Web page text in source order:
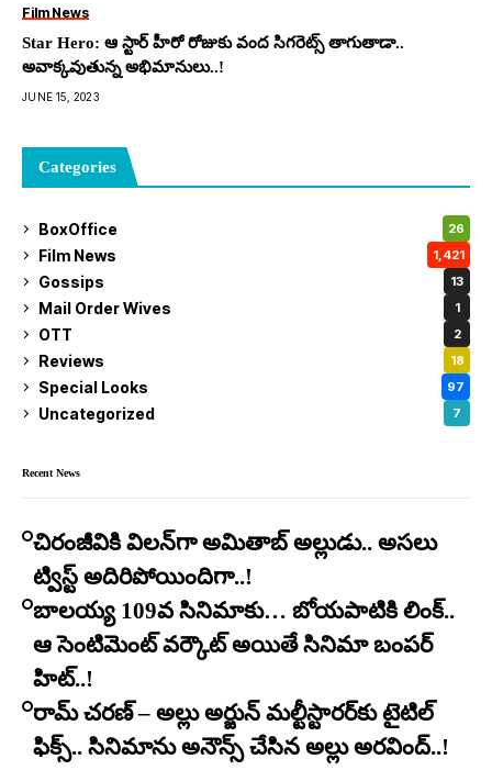
Film News
Star Hero: ఆ స్టార్ హీరో రోజుకు వంద సిగ‌రెట్స్ తాగుతాడా..
అవాక్క‌వుతున్న అభిమానులు..!
JUNE 15, 2023
Categories
BoxOffice 26
Film News 1,421
Gossips 13
Mail Order Wives 1
OTT 2
Reviews 18
Special Looks 97
Uncategorized 7
Recent News
చిరంజీవికి విలన్‌గా అమితాబ్ అల్లుడు.. అసలు
ట్విస్ట్ అదిరిపోయిందిగా..!
బాలయ్య 109వ సినిమాకు… బోయపాటికి లింక్..
ఆ సెంటిమెంట్ వర్కౌట్ అయితే సినిమా బంపర్
హిట్..!
రామ్ చరణ్ – అల్లు అర్జున్ మల్టీస్టారర్​కు టైటిల్
ఫిక్స్.. సినిమాను అనౌన్స్ చేసిన అల్లు అరవింద్..!